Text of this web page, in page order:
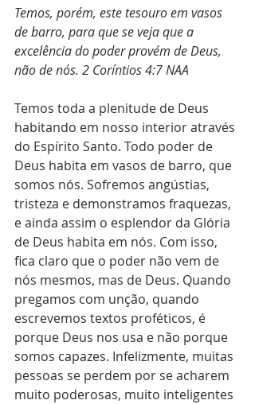
Temos, porém, este tesouro em vasos
de barro, para que se veja que a
excelência do poder provém de Deus,
não de nós. 2 Coríntios 4:7 NAA
Temos toda a plenitude de Deus
habitando em nosso interior através
do Espírito Santo. Todo poder de
Deus habita em vasos de barro, que
somos nós. Sofremos angústias,
tristeza e demonstramos fraquezas,
e ainda assim o esplendor da Glória
de Deus habita em nós. Com isso,
fica claro que o poder não vem de
nós mesmos, mas de Deus. Quando
pregamos com unção, quando
escrevemos textos proféticos, é
porque Deus nos usa e não porque
somos capazes. Infelizmente, muitas
pessoas se perdem por se acharem
muito poderosas, muito inteligentes